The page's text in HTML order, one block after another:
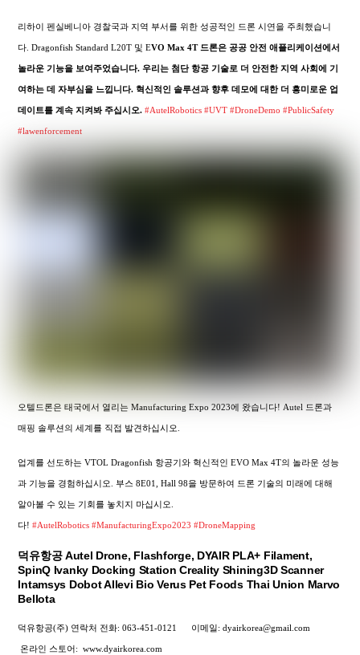
리하이 펜실베니아 경찰국과 지역 부서를 위한 성공적인 드론 시연을 주최했습니
다. Dragonfish Standard L20T 및 EVO Max 4T 드론은 공공 안전 애플리케이션에서
놀라운 기능을 보여주었습니다. 우리는 첨단 항공 기술로 더 안전한 지역 사회에 기
여하는 데 자부심을 느낍니다. 혁신적인 솔루션과 향후 데모에 대한 더 흥미로운 업
데이트를 계속 지켜봐 주십시오.#AutelRobotics #UVT #DroneDemo #PublicSafety
#lawenforcement
오텔드론은 태국에서 열리는 Manufacturing Expo 2023에 왔습니다! Autel 드론과
매핑 솔루션의 세계를 직접 발견하십시오.
업계를 선도하는 VTOL Dragonfish 항공기와 혁신적인 EVO Max 4T의 놀라운 성능
과 기능을 경험하십시오. 부스 8E01, Hall 98을 방문하여 드론 기술의 미래에 대해
알아볼 수 있는 기회를 놓치지 마십시오.
다!#AutelRobotics #ManufacturingExpo2023 #DroneMapping
덕유항공 Autel Drone, Flashforge, DYAIR PLA+ Filament,
SpinQ Ivanky Docking Station Creality Shining3D Scanner
Intamsys Dobot Allevi Bio Verus Pet Foods Thai Union Marvo
Bellota
덕유항공(주) 연락처 전화: 063-451-0121 이메일: dyairkorea@gmail.com
온라인 스토어: www.dyairkorea.com